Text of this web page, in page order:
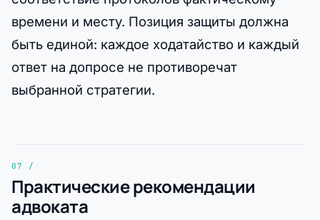
времени и месту. Позиция защиты должна
быть единой: каждое ходатайство и каждый
ответ на допросе не противоречат
выбранной стратегии.
Практические рекомендации
адвоката